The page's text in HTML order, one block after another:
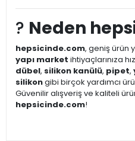
? Neden
hepsicinde.com, geniş ürün
yapı market ihtiyaçlarınıza
dübel, silikon kanülü, pipet,
silikongibi birçok yardımcı
Güvenilir alışveriş ve kaliteli
hepsicinde.com!